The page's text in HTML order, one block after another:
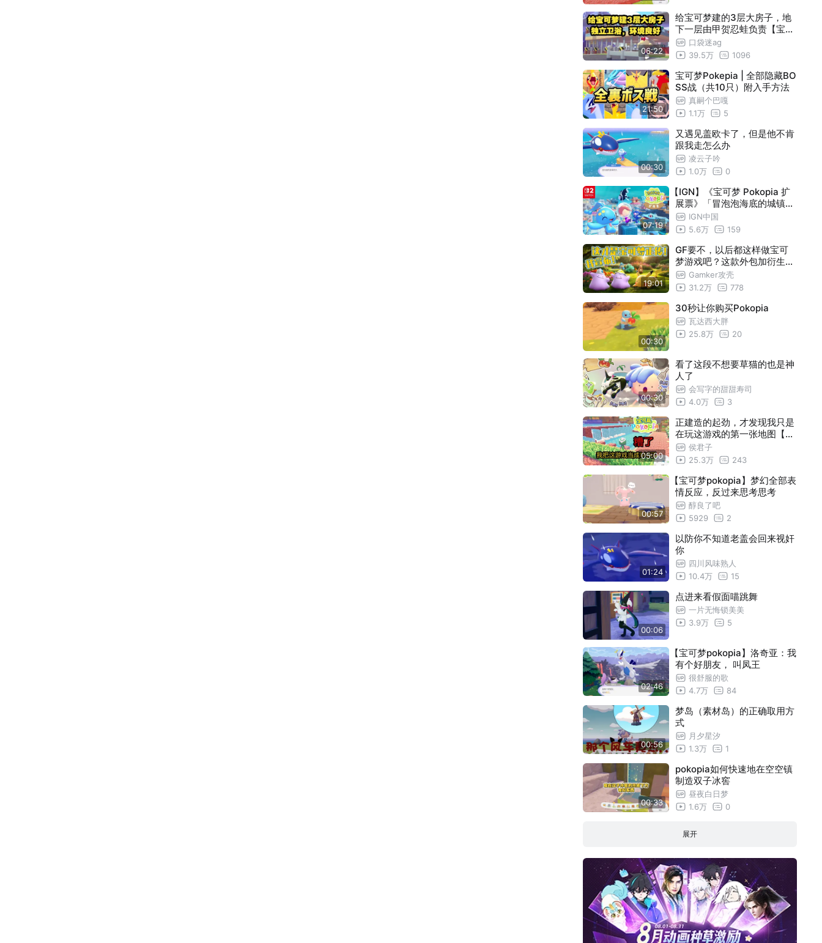
06:22
给宝可梦建的3层大房子，地
下一层由甲贺忍蛙负责【宝可
梦Pokopia】
口袋迷ag
39.5万
1096
21:50
宝可梦Pokepia | 全部隐藏BO
SS战（共10只）附入手方法
真嗣个巴嘎
1.1万
5
00:30
又遇见盖欧卡了，但是他不肯
跟我走怎么办
凌云子吟
1.0万
0
07:19
【IGN】《宝可梦 Pokopia 扩
展票》「冒泡泡海底的城镇」
宣传视频
IGN中国
5.6万
159
19:01
GF要不，以后都这样做宝可
梦游戏吧？这款外包加衍生的
作品，才是最好的宝可梦游戏
。《宝可梦Pokopia》游戏鉴
Gamker攻壳
31.2万
778
00:30
30秒让你购买Pokopia
瓦达西大胖
25.8万
20
00:30
看了这段不想要草猫的也是神
人了
会写字的甜甜寿司
4.0万
3
05:00
正建造的起劲，才发现我只是
在玩这游戏的第一张地图【宝
可梦Pokopia】
侯君子
25.3万
243
00:57
【宝可梦pokopia】梦幻全部表
情反应，反过来思考思考
醇良了吧
5929
2
01:24
以防你不知道老盖会回来视奸
你
四川风味熟人
10.4万
15
00:06
点进来看假面喵跳舞
一片无悔锁美美
3.9万
5
02:46
【宝可梦pokopia】洛奇亚：我
有个好朋友， 叫凤王
很舒服的歌
4.7万
84
00:56
梦岛（素材岛）的正确取用方
式
月夕星汐
1.3万
1
00:33
pokopia如何快速地在空空镇
制造双子冰窖
昼夜白日梦
1.6万
0
展开